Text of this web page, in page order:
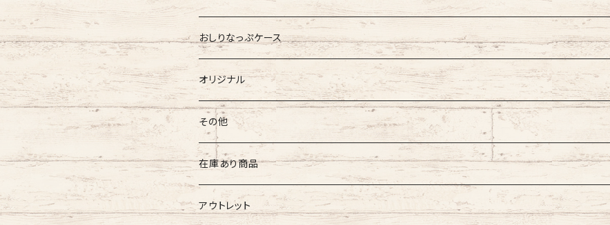
吸盤付バギーマーク
バギーマークミニ
両面マークいり
オリジナル
吸盤バギーマーク
バギーマークミニ
両面バギーマーク
オリジナル
ぷちまる
バギーマークプチ
バギーマークプチ ボールチェーン
バギーマークプチ ストラップ
オリジナル
ぷちまる
吸盤バギーマーク
バギーマークミニ
バギーマークプチ
吸盤バギーマーク
バギーマークナノ
オリジナル
ネズミ
オリジナル
バギーマーク
ステッカー
バギーポケット レギュラー
バギーポケット 大
チャーム
バギーチャーム
イニシャルチャーム
診察ファイルバック
オリジナル
Sサイズ
Mサイズ
Lサイズ
XLサイズ
ブーツ
Sサイズ
XXLサイズ
Mサイズ
おしりなっぷケース
おしりナップケース 縦型
おしりナップケース 横型
オリジナル
バギーマーク
バギーマークレギュラーサイズ
バギーマークミニ
おしりナップケース
縦型ストラップ
その他
その他
ネームホルダー
nanoまる
在庫あり商品
バギーマーク
アウトレット